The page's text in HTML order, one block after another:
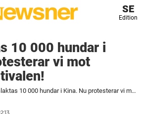
SE
Edition
10 000 hundar i
vi mot
Snart slaktas 10 000 hundar i Kina. Nu protesterar vi mot hundätarfestivalen!